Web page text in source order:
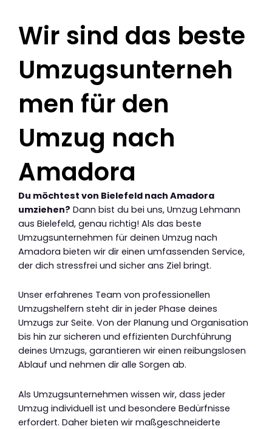
Wir sind das beste
Umzugsunterneh
men für den
Umzug nach
Amadora
Du möchtest von Bielefeld nach Amadora
umziehen? Dann bist du bei uns, Umzug Lehmann
aus Bielefeld, genau richtig! Als das beste
Umzugsunternehmen für deinen Umzug nach
Amadora bieten wir dir einen umfassenden Service,
der dich stressfrei und sicher ans Ziel bringt.
Unser erfahrenes Team von professionellen
Umzugshelfern steht dir in jeder Phase deines
Umzugs zur Seite. Von der Planung und Organisation
bis hin zur sicheren und effizienten Durchführung
deines Umzugs, garantieren wir einen reibungslosen
Ablauf und nehmen dir alle Sorgen ab.
Als Umzugsunternehmen wissen wir, dass jeder
Umzug individuell ist und besondere Bedürfnisse
erfordert. Daher bieten wir maßgeschneiderte